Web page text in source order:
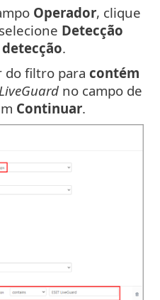
Operador, clique
Detecção
.
do filtro para contém
no campo de
Continuar.